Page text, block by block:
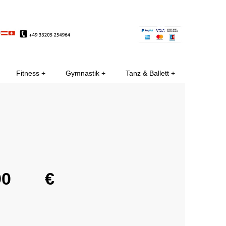
EE
Fitness Gymnastik Tanz & Ballett
€